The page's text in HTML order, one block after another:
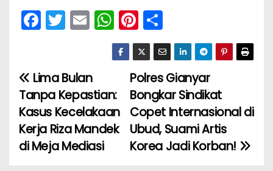
F
a
e
b
o
o
k
T
w
er
E
m
l
W
h
a
ts
A
p
p
Pi
nt
er
e
st
h
ar
e
N
a
v
Polres Gianyar
Bongkar Sindikat
Copet Internasional di
Ubud, Suami Artis
Korea Jadi Korban!
Lima Bulan
Tanpa Kepastian:
Kasus Kecelakaan
Kerja Riza Mandek
di Meja Mediasi